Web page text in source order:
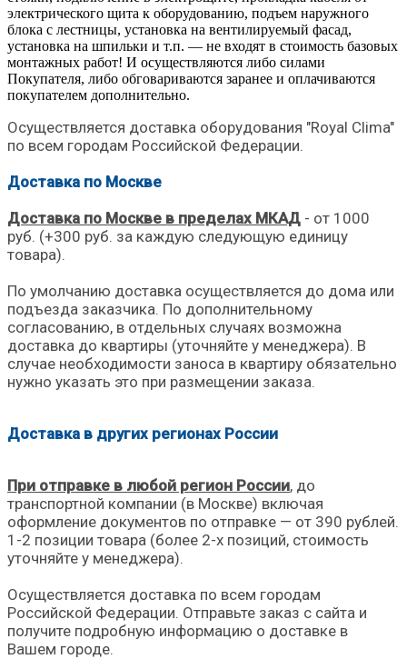
электрического щита к оборудованию, подъем наружного
блока с лестницы, установка на вентилируемый фасад,
установка на шпильки и т.п. — не входят в стоимость базовых
монтажных работ! И осуществляются либо силами
Покупателя, либо обговариваются заранее и оплачиваются
покупателем дополнительно.
Осуществляется доставка оборудования "Royal Clima"
по всем городам Российской Федерации.
Доставка по Москве
Доставка по Москве в пределах МКАД - от 1000
руб. (+300 руб. за каждую следующую единицу
товара).
По умолчанию доставка осуществляется до дома или
подъезда заказчика. По дополнительному
согласованию, в отдельных случаях возможна
доставка до квартиры (уточняйте у менеджера). В
случае необходимости заноса в квартиру обязательно
нужно указать это при размещении заказа.
Доставка в других регионах России
При отправке в любой регион России, до
транспортной компании (в Москве) включая
оформление документов по отправке — от 390 рублей.
1-2 позиции товара (более 2-х позиций, стоимость
уточняйте у менеджера).
Осуществляется доставка по всем городам
Российской Федерации. Отправьте заказ с сайта и
получите подробную информацию о доставке в
Вашем городе.